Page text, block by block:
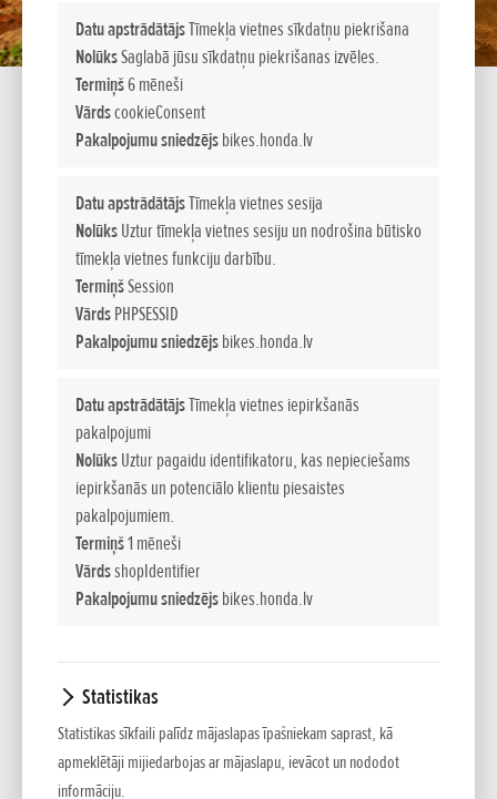
Datu apstrādātājsTīmekļa vietnes sīkdatņu piekrišana
NolūksSaglabā jūsu sīkdatņu piekrišanas izvēles.
Termiņš6 mēneši
VārdscookieConsent
Pakalpojumu sniedzējsbikes.honda.lv
Datu apstrādātājsTīmekļa vietnes sesija
NolūksUztur tīmekļa vietnes sesiju un nodrošina būtisko
tīmekļa vietnes funkciju darbību.
TermiņšSession
VārdsPHPSESSID
Pakalpojumu sniedzējsbikes.honda.lv
Datu apstrādātājsTīmekļa vietnes iepirkšanās
pakalpojumi
NolūksUztur pagaidu identifikatoru, kas nepieciešams
iepirkšanās un potenciālo klientu piesaistes
pakalpojumiem.
Termiņš1 mēneši
VārdsshopIdentifier
Pakalpojumu sniedzējsbikes.honda.lv
Statistikas
Statistikas sīkfaili palīdz mājaslapas īpašniekam saprast, kā
apmeklētāji mijiedarbojas ar mājaslapu, ievācot un nododot
informāciju.
Jautājiet sīkāku informāciju
JŪSU VĀRDS:*
E-PASTS/TĀLRUNIS:
JAUTĀJUMS:
- Ar zvaigznīti atzīmēto lauciņu aizpilde obligāta